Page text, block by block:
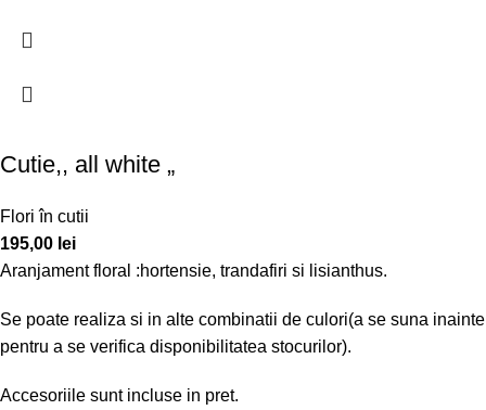
Cutie,, all white „
Flori în cutii
195,00 lei
Aranjament floral :hortensie, trandafiri si lisianthus.
Se poate realiza si in alte combinatii de culori(a se suna inainte
pentru a se verifica disponibilitatea stocurilor).
Accesoriile sunt incluse in pret.